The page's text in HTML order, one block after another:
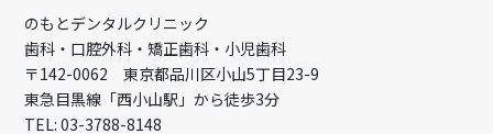
のもとデンタルクリニック
歯科・口腔外科・矯正歯科・小児歯科
〒142-0062 東京都品川区小山5丁目23-9
東急目黒線「西小山駅」から徒歩3分
TEL: 03-3788-8148